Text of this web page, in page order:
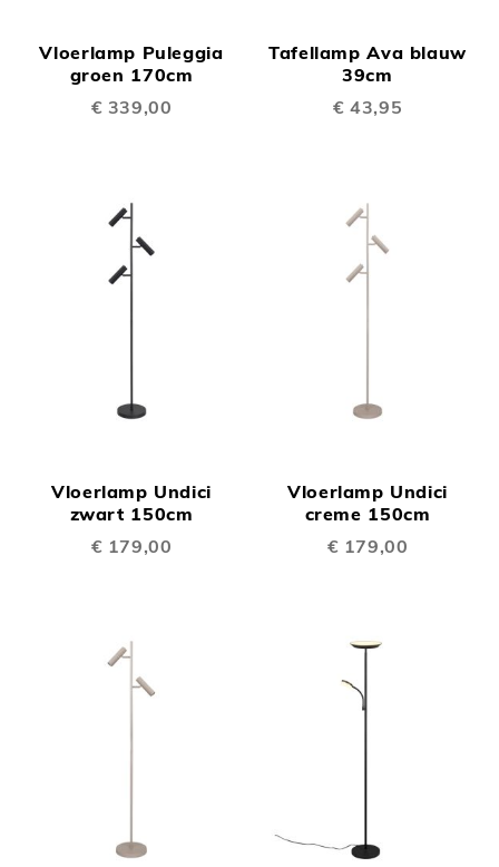
Vloerlamp Puleggia
groen 170cm
€ 339,00
Tafellamp Ava blauw
39cm
€ 43,95
Vloerlamp Undici
zwart 150cm
€ 179,00
Vloerlamp Undici
creme 150cm
€ 179,00